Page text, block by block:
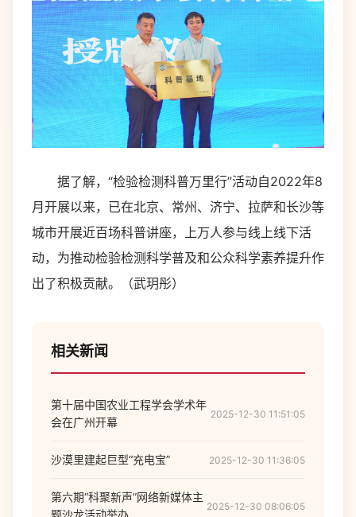
据了解，“检验检测科普万里行”活动自2022年8
月开展以来，已在北京、常州、济宁、拉萨和长沙等
城市开展近百场科普讲座，上万人参与线上线下活
动，为推动检验检测科学普及和公众科学素养提升作
出了积极贡献。（武玥彤）
相关新闻
第十届中国农业工程学会学术年
会在广州开幕
2025-12-30 11:51:05
沙漠里建起巨型“充电宝” 2025-12-30 11:36:05
第六期“科聚新声”网络新媒体主
2025-12-30 08:06:05